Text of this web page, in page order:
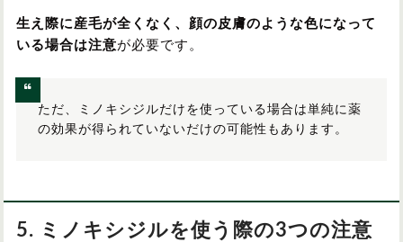
生え際に産毛が全くなく、顔の皮膚のような色になって
いる場合は注意が必要です。
ただ、ミノキシジルだけを使っている場合は単純に薬
の効果が得られていないだけの可能性もあります。
5. ミノキシジルを使う際の3つの注意